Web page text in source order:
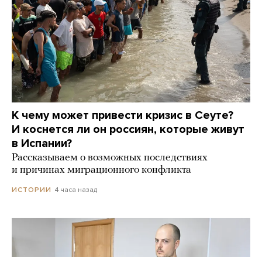
К чему может привести кризис в Сеуте?
И коснется ли он россиян, которые живут
в Испании?
Рассказываем о возможных последствиях
и причинах миграционного конфликта
ИСТОРИИ 4 часа назад